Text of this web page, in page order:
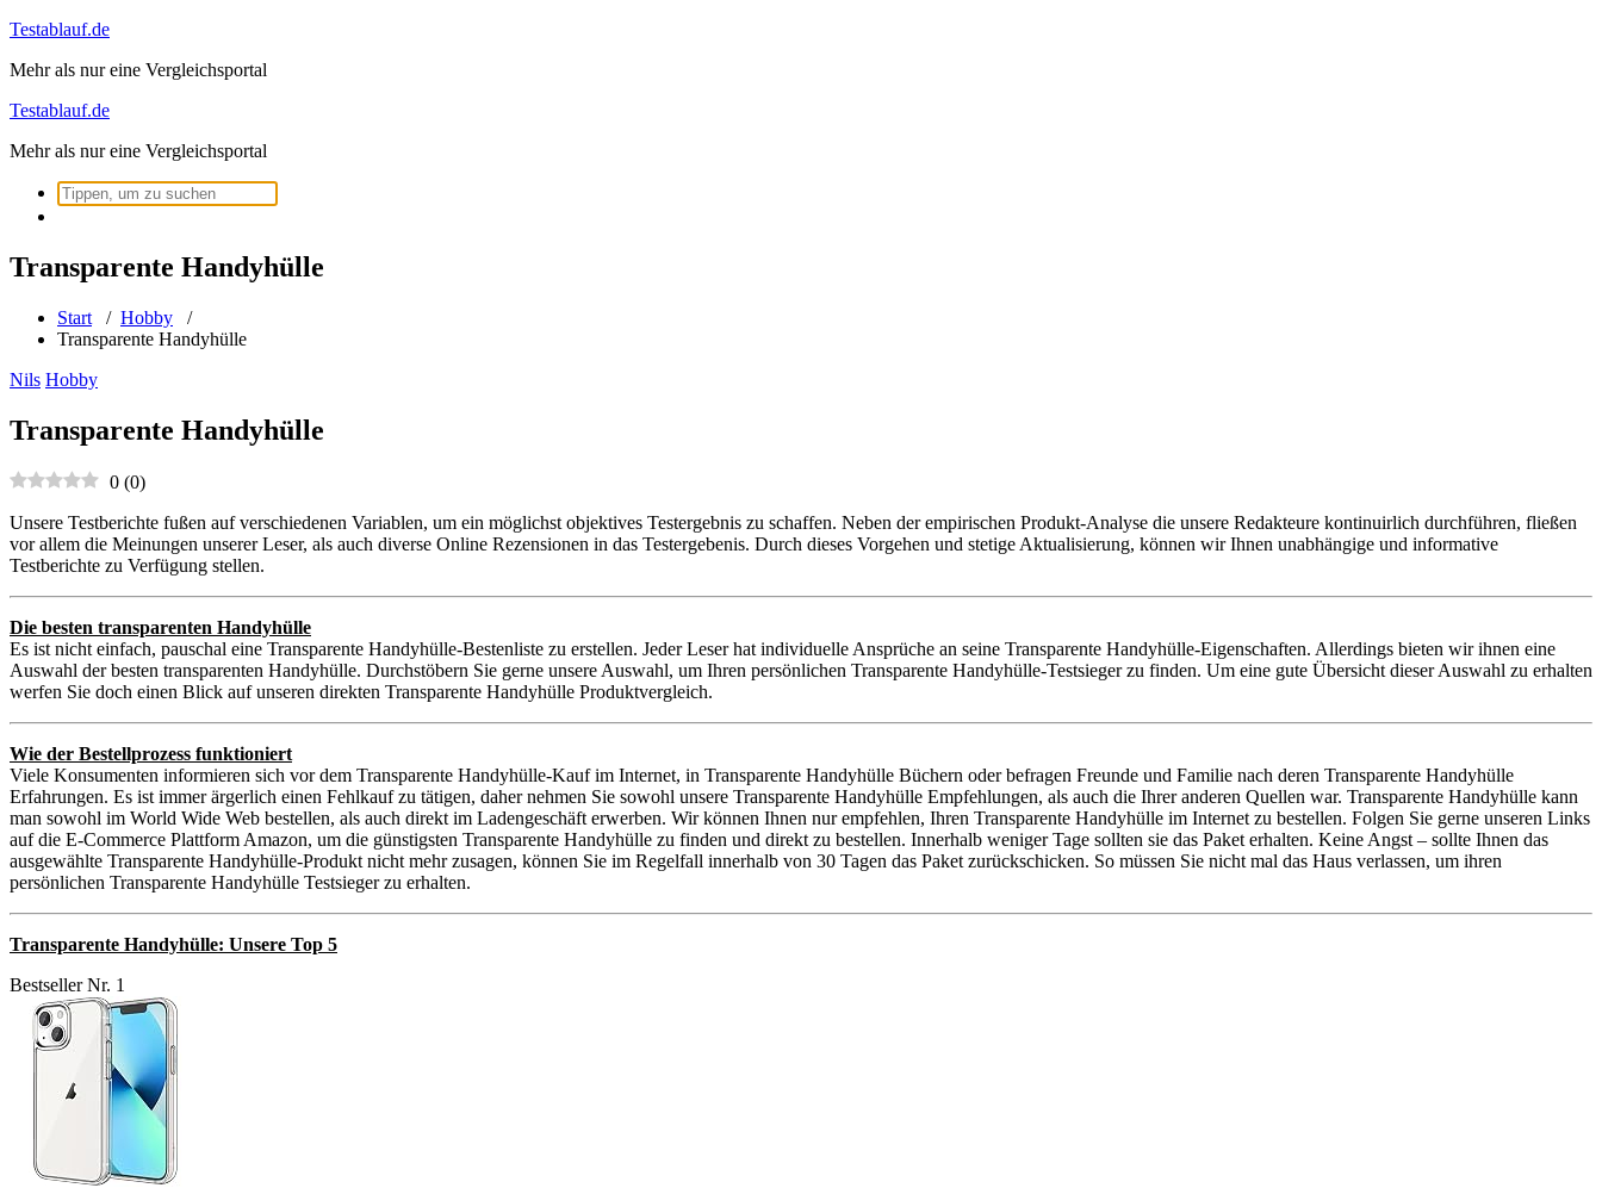
Zum
springen
Testablauf.de
Mehr als nur eine Vergleichsportal
Testablauf.de
Mehr als nur eine Vergleichsportal
Suchen
nach:
Transparente Handyhülle
Start / Hobby /
Transparente Handyhülle
Nils Hobby
Transparente Handyhülle
0 (0)
Unsere Testberichte fußen auf verschiedenen Variablen, um ein möglichst objektives Testergebnis zu schaffen. Neben der empirischen Produkt-Analyse die unsere Redakteure kontinuirlich durchführen, fließen
vor allem die Meinungen unserer Leser, als auch diverse Online Rezensionen in das Testergebenis. Durch dieses Vorgehen und stetige Aktualisierung, können wir Ihnen unabhängige und informative
Testberichte zu Verfügung stellen.
Die besten transparenten Handyhülle
Es ist nicht einfach, pauschal eine Transparente Handyhülle-Bestenliste zu erstellen. Jeder Leser hat individuelle Ansprüche an seine Transparente Handyhülle-Eigenschaften. Allerdings bieten wir ihnen eine
Auswahl der besten transparenten Handyhülle. Durchstöbern Sie gerne unsere Auswahl, um Ihren persönlichen Transparente Handyhülle-Testsieger zu finden. Um eine gute Übersicht dieser Auswahl zu erhalten
werfen Sie doch einen Blick auf unseren direkten Transparente Handyhülle Produktvergleich.
Wie der Bestellprozess funktioniert
Viele Konsumenten informieren sich vor dem Transparente Handyhülle-Kauf im Internet, in Transparente Handyhülle Büchern oder befragen Freunde und Familie nach deren Transparente Handyhülle
Erfahrungen. Es ist immer ärgerlich einen Fehlkauf zu tätigen, daher nehmen Sie sowohl unsere Transparente Handyhülle Empfehlungen, als auch die Ihrer anderen Quellen war. Transparente Handyhülle kann
man sowohl im World Wide Web bestellen, als auch direkt im Ladengeschäft erwerben. Wir können Ihnen nur empfehlen, Ihren Transparente Handyhülle im Internet zu bestellen. Folgen Sie gerne unseren Links
auf die E-Commerce Plattform Amazon, um die günstigsten Transparente Handyhülle zu finden und direkt zu bestellen. Innerhalb weniger Tage sollten sie das Paket erhalten. Keine Angst – sollte Ihnen das
ausgewählte Transparente Handyhülle-Produkt nicht mehr zusagen, können Sie im Regelfall innerhalb von 30 Tagen das Paket zurückschicken. So müssen Sie nicht mal das Haus verlassen, um ihren
persönlichen Transparente Handyhülle Testsieger zu erhalten.
Transparente Handyhülle: Unsere Top 5
Bestseller Nr. 1